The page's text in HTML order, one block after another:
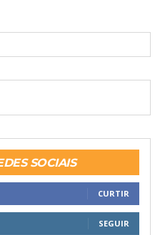
SOCIAIS
CURTIR
SEGUIR